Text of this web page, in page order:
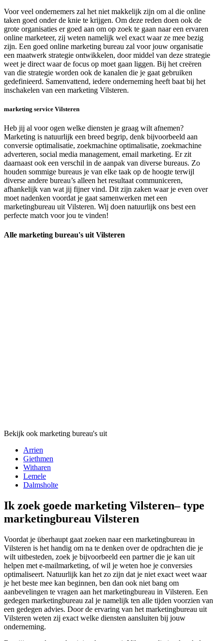
Voor veel ondernemers zal het niet makkelijk zijn om al die online
taken goed onder de knie te krijgen. Om deze reden doen ook de
grote organisaties er goed aan om op zoek te gaan naar een ervaren
online marketeer, zij weten namelijk wel exact waar ze mee bezig
zijn. Een goed online marketing bureau zal voor jouw organisatie
een maatwerk strategie ontwikkelen, door middel van deze strategie
weet je direct waar de focus op moet gaan liggen. Bij het creëren
van die strategie worden ook de kanalen die je gaat gebruiken
gedefinieerd. Samenvattend, iedere onderneming heeft baat bij het
inschakelen van een marketing Vilsteren.
marketing service Vilsteren
Heb jij al voor ogen welke diensten je graag wilt afnemen?
Marketing is natuurlijk een breed begrip, denk bijvoorbeeld aan
conversie optimalisatie, zoekmachine optimalisatie, zoekmachine
adverteren, social media management, email marketing. Er zit
daarnaast ook een verschil in de aanpak van diverse bureaus. Zo
houden sommige bureaus je van elke taak op de hoogte terwijl
diverse andere bureau’s alleen het resultaat communiceren,
afhankelijk van wat jij fijner vind. Dit zijn zaken waar je even over
moet nadenken voordat je gaat samenwerken met een
marketingbureau uit Vilsteren. Wij doen natuurlijk ons best een
perfecte match voor jou te vinden!
Alle marketing bureau's uit Vilsteren
Bekijk ook marketing bureau's uit
Arrien
Giethmen
Witharen
Lemele
Dalmsholte
Ik zoek goede marketing Vilsteren– type
marketingbureau Vilsteren
Voordat je überhaupt gaat zoeken naar een marketingbureau in
Vilsteren is het handig om na te denken over de opdrachten die je
wilt uitbesteden, zoek je bijvoorbeeld een partner die je kan uit
helpen met e-mailmarketing, of wil je weten hoe je conversies
optimaliseert. Natuurlijk kan het zo zijn dat je niet exact weet waar
je het beste mee kan beginnen, ben dan ook niet bang om
aanbevelingen te vragen aan het marketingbureau in Vilsteren. Een
gedegen marketingbureau zal je namelijk ten alle tijden voorzien van
een gedegen advies. Door de ervaring van het marketingbureau uit
Vilsteren weten zij exact welke diensten aansluiten bij jouw
onderneming.